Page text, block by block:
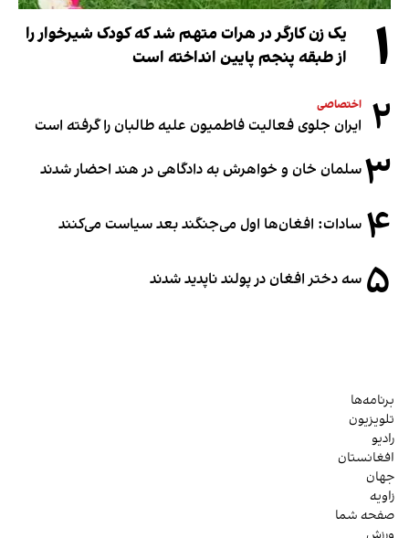
۱
یک زن کارگر در هرات متهم شد که کودک شیرخوار را
از طبقه پنجم پایین انداخته است
۲ اختصاصی
ایران جلوی فعالیت فاطمیون علیه طالبان را گرفته است
۳سلمان خان و خواهرش به دادگاهی در هند احضار شدند
۴ سادات: افغان‌ها اول می‌جنگند بعد سیاست می‌کنند
۵ سه دختر افغان در پولند ناپدید شدند
برنامه‌ها
تلویزیون
رادیو
افغانستان
جهان
زاویه
صفحه شما